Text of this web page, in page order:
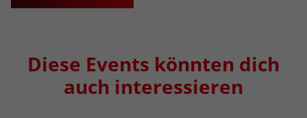
Diese Events könnten dich
auch interessieren